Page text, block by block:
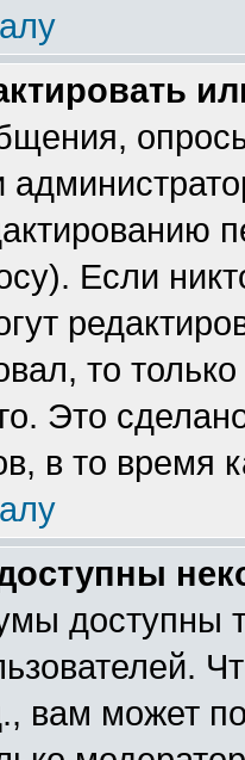
Если
то
Это
в то время
доступны
вам может